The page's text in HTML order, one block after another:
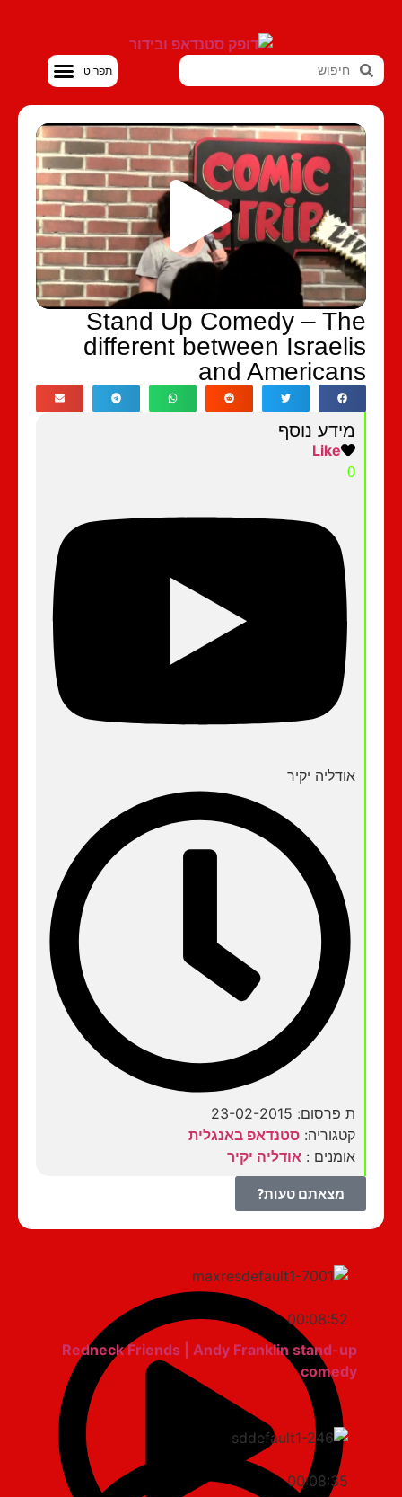
Stand Up Comedy –
different between
and
מידע נוסף
אודליה יקיר
ת פרסום: 23-02-2015
קטגוריה:סטנדאפ באנגלית
אומנים :אודליה יקיר
מצאתם טעות?
00:08:52
Redneck Friends | Andy Franklin stand-up
comedy
00:08:35